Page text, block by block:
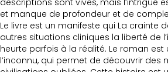
descriptions sont vives, mais l’intrigue
et manque de profondeur et de
Le livre est un manifeste qui La crainte
autres situations cliniques la liberté de
heurte parfois à la réalité. Le roman
l’inconnu, qui permet de découvrir des